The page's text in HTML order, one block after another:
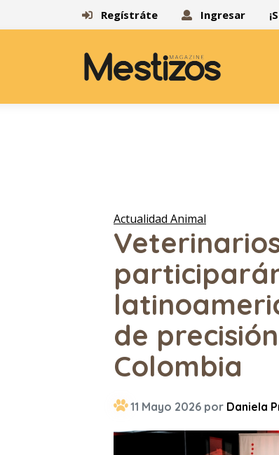
Regístráte Ingresar
Actualidad Animal
de
Colombia
11 Mayo 2026 por Daniela